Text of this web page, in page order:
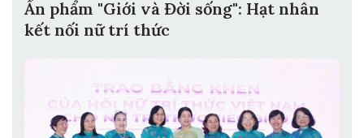
Ấn phẩm "Giới và Đời sống": Hạt nhân
kết nối nữ trí thức